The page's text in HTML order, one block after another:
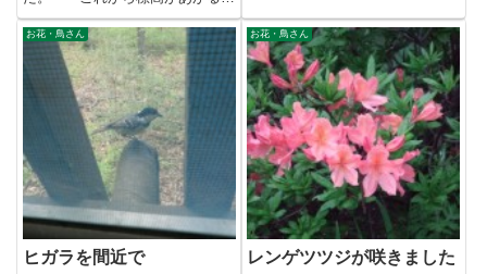
つれて桜が咲いてきます。有名
な...
お花・鳥さん
ヒガラを間近で
お花・鳥さん
レンゲツツジが咲きました